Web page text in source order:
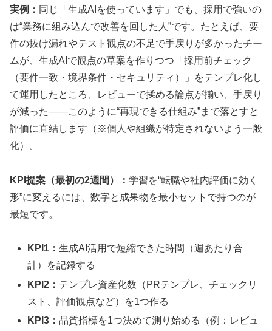
実例： 同じ「生成AIを使っています」でも、採用で強いの
は“業務に組み込んで改善を回した人”です。たとえば、要
件の抜け漏れやテスト観点の不足で手戻りが多かったチー
ムが、生成AIで観点の草案を作りつつ「採用前チェック
（要件一致・境界条件・セキュリティ）」をテンプレ化し
て運用したところ、レビューで揉める論点が揃い、手戻り
が減った――このように“再現できる仕組み”まで落とすと
評価に直結します（※個人や組織が特定されないよう一般
化）。
KPI提案（最初の2週間）： 学習を“転職や社内評価に効く
形”に変えるには、数字と成果物を最小セットで持つのが
最短です。
KPI1：生成AI活用で短縮できた時間（週あたり合
計）を記録する
KPI2： テンプレ資産化数（PRテンプレ、チェックリ
スト、評価観点など）を1つ作る
KPI3：品質指標を1つ決めて測り始める（例：レビュ